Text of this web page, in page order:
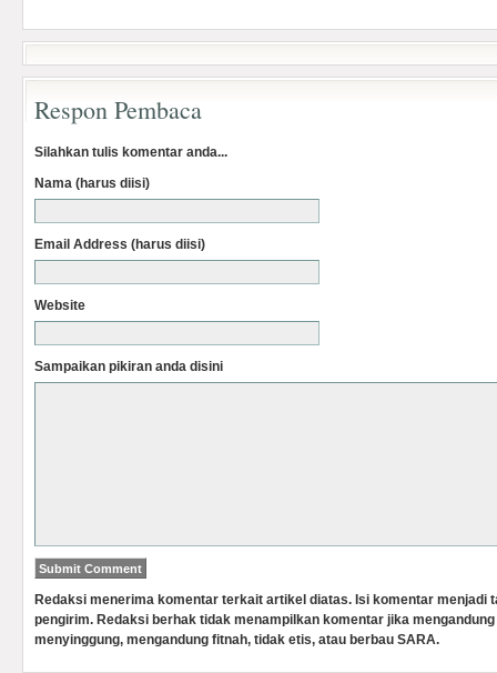
Respon Pembaca
Silahkan tulis komentar anda...
Nama (harus diisi)
Email Address (harus diisi)
Website
Sampaikan pikiran anda disini
Redaksi menerima komentar terkait artikel diatas. Isi komentar menjadi
pengirim. Redaksi berhak tidak menampilkan komentar jika
menyinggung, mengandung fitnah, tidak etis, atau berbau SARA.